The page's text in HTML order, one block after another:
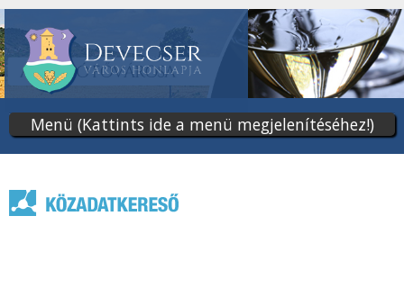
tartalomra
Menü (Kattints ide a menü megjelenítéséhez!)